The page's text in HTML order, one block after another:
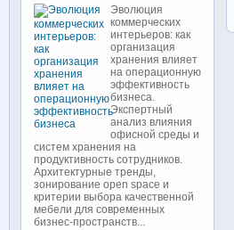
Эволюция
коммерческих
интерьеров: как
организация
хранения влияет
на операционную
эффективность
бизнеса.
Экспертный
анализ влияния
офисной среды и
систем хранения на
продуктивность сотрудников.
Архитектурные тренды,
зонирование open space и
критерии выбора качественной
мебели для современных
бизнес-пространств...